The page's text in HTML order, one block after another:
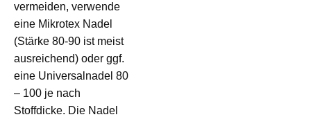
vermeiden, verwende
eine Mikrotex Nadel
(Stärke 80-90 ist meist
ausreichend) oder ggf.
eine Universalnadel 80
– 100 je nach
Stoffdicke. Die Nadel